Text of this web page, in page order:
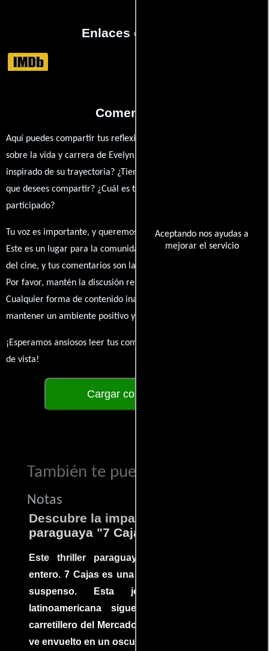
Aceptando nos ayudas a
mejorar el servicio
Enlaces externos
Comentarios
Aquí puedes compartir tus reflexiones, anécdotas y opiniones
sobre la vida y carrera de Evelyn Tsz Lam Ho. ¿Qué te ha
inspirado de su trayectoria? ¿Tienes alguna anécdota personal
que desees compartir? ¿Cuál es tu película favorita en la que ha
participado?
Tu voz es importante, y queremos escuchar tus pensamientos.
Este es un lugar para la comunidad de admiradores y amantes
del cine, y tus comentarios son la esencia de esta conversación.
Por favor, mantén la discusión respetuosa y constructiva.
Cualquier forma de contenido inapropiado será eliminado para
mantener un ambiente positivo y enriquecedor para todos.
¡Esperamos ansiosos leer tus comentarios y conocer tus puntos
de vista!
Cargar comentarios
También te puede interesar...
Notas
Descubre la impactante película
paraguaya "7 Cajas"
Este thriller paraguayo cautivó al mundo
entero. 7 Cajas es una explosión de acción y
suspenso. Esta joya cinematográfica
latinoamericana sigue la historia de un
carretillero del Mercado 4 de Asunción que se
ve envuelto en un oscuro mundo de crimen